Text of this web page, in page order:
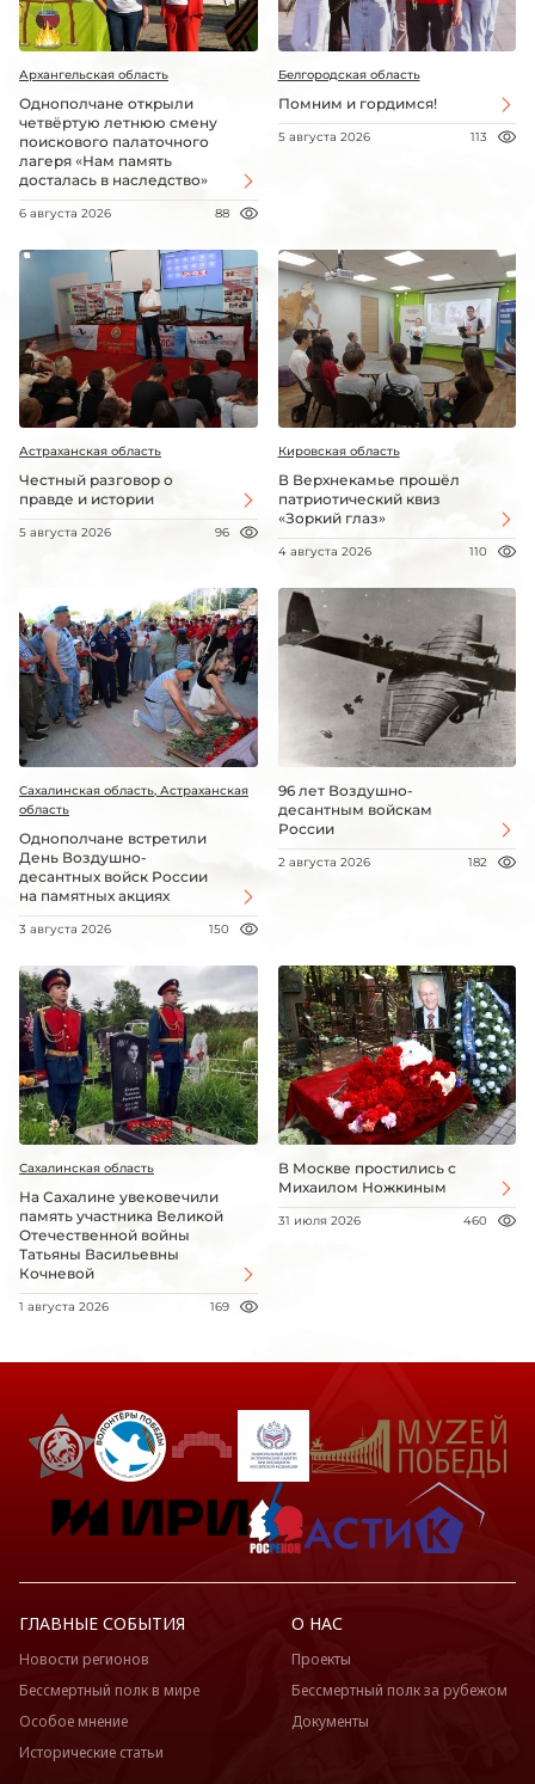
Архангельская область
Однополчане открыли
четвёртую летнюю смену
поискового палаточного
лагеря «Нам память
досталась в наследство»
6 августа 2026 88
Белгородская область
Помним и гордимся!
5 августа 2026 113
Астраханская область
Честный разговор о
правде и истории
5 августа 2026 96
Кировская область
В Верхнекамье прошёл
патриотический квиз
«Зоркий глаз»
4 августа 2026 110
Сахалинская область, Астраханская
область
Однополчане встретили
День Воздушно-
десантных войск России
на памятных акциях
3 августа 2026 150
96 лет Воздушно-
десантным войскам
России
2 августа 2026 182
Сахалинская область
На Сахалине увековечили
память участника Великой
Отечественной войны
Татьяны Васильевны
Кочневой
1 августа 2026 169
В Москве простились с
Михаилом Ножкиным
31 июля 2026 460
ГЛАВНЫЕ СОБЫТИЯ
Новости регионов
Бессмертный полк в мире
Особое мнение
Исторические статьи
О НАС
Проекты
Бессмертный полк за рубежом
Документы